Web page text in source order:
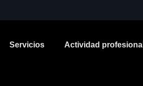
Servicios Actividad profesional